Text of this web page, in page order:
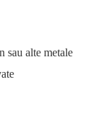
sau alte metale